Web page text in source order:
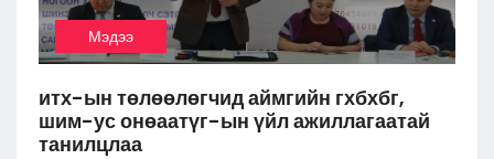
Мэдээ
итх-ын төлөөлөгчид аймгийн гхбхбг,
шим-ус онөаатүг-ын үйл ажиллагаатай
танилцлаа